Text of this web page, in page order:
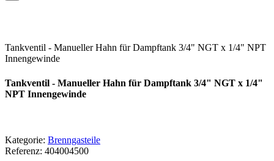
Tankventil - Manueller Hahn für Dampftank 3/4" NGT x 1/4" NPT
Innengewinde
Tankventil - Manueller Hahn für Dampftank 3/4" NGT x 1/4"
NPT Innengewinde
Kategorie: Brenngasteile
Referenz: 404004500